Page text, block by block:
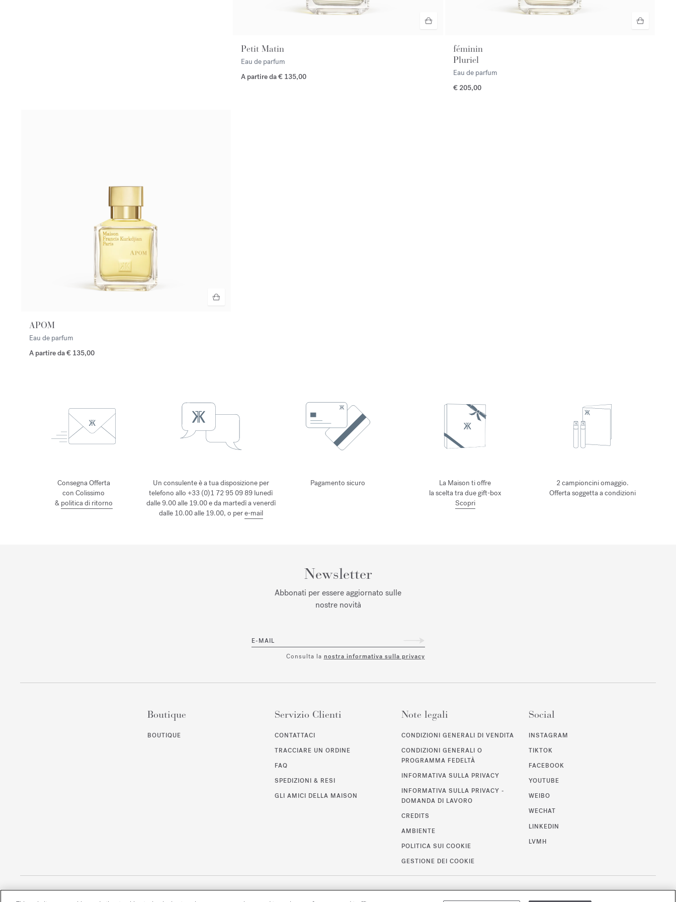
Petit Matin
Eau de parfum
A partire da€ 135,00
féminin
Pluriel
Eau de parfum
€ 205,00
APOM
Eau de parfum
A partire da€ 135,00
Consegna Offerta
con Colissimo
& politica di ritorno
Un consulente è a tua disposizione per
telefono allo +33 (0)1 72 95 09 89 lunedì
dalle 9.00 alle 19.00 e da martedì a venerdì
dalle 10.00 alle 19.00, o pere-mail
Pagamento sicuro
La Maison ti offre
la scelta tra due gift-box
Scopri
2 campioncini omaggio.
Offerta soggetta a condizioni
Newsletter
Abbonati per essere aggiornato sulle
nostre novità
E-MAIL
Consulta la nostra informativa sulla privacy
Boutique
BOUTIQUE
Servizio Clienti
CONTATTACI
TRACCIARE UN ORDINE
FAQ
SPEDIZIONI & RESI
GLI AMICI DELLA MAISON
Note legali
CONDIZIONI GENERALI DI VENDITA
CONDIZIONI GENERALI O
PROGRAMMA FEDELTÀ
INFORMATIVA SULLA PRIVACY
INFORMATIVA SULLA PRIVACY -
DOMANDA DI LAVORO
CREDITS
AMBIENTE
POLITICA SUI COOKIE
GESTIONE DEI COOKIE
Social
INSTAGRAM
TIKTOK
FACEBOOK
YOUTUBE
WEIBO
WECHAT
LINKEDIN
LVMH